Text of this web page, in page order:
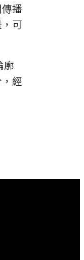
播
可
廓
經